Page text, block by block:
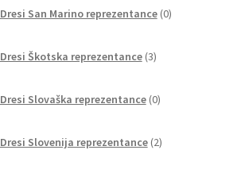
Dresi San Marino reprezentance 0izdelkov
Dresi Škotska reprezentance 3izdelki
Dresi Slovaška reprezentance 0izdelkov
Dresi Slovenija reprezentance 2izdelka